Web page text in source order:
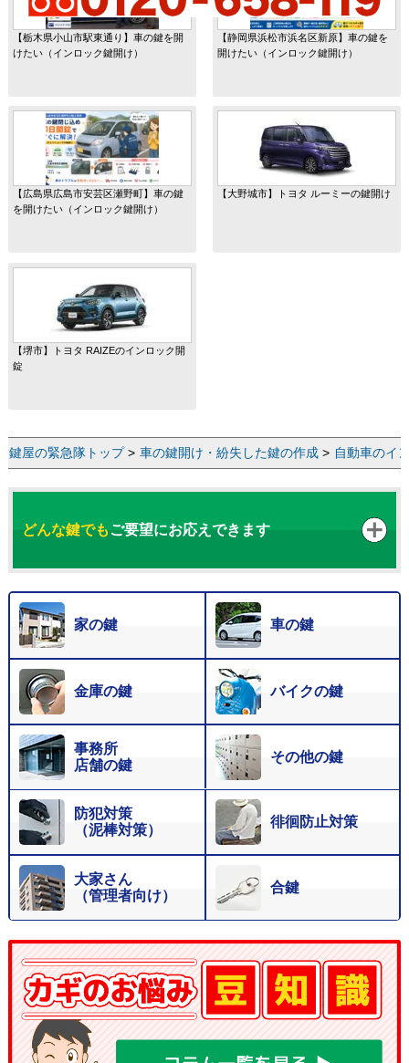
【栃木県小山市駅東通り】車の鍵を開
けたい（インロック鍵開け）
【静岡県浜松市浜名区新原】車の鍵を
開けたい（インロック鍵開け）
【広島県広島市安芸区瀬野町】車の鍵
を開けたい（インロック鍵開け）
【大野城市】トヨタ ルーミーの鍵開け
【堺市】トヨタ RAIZEのインロック開
錠
鍵屋の緊急隊トップ> 車の鍵開け・紛失した鍵の作成 > 自動車のイ
どんな鍵でもご要望にお応えできます
家の鍵 車の鍵
金庫の鍵 バイクの鍵
事務所
店舗の鍵
その他の鍵
防犯対策
（泥棒対策）
徘徊防止対策
大家さん
（管理者向け）
合鍵